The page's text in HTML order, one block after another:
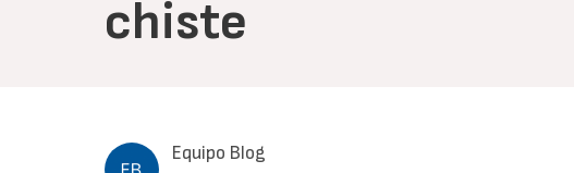
chiste
Equipo Blog